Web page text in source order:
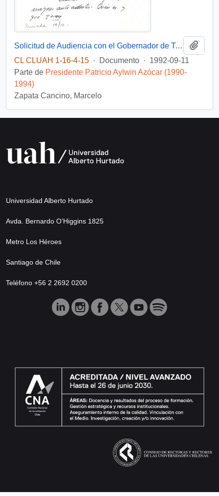
Solicitud de Audiencia con el Gobernador de Talagante
CL CLUAH 1-16-4-15 · Documento · 1992-09-11
Parte de Presidente Patricio Aylwin Azócar (1990-
1994)
Zapata Cancino, Marcelo
Universidad Alberto Hurtado
Avda. Bernardo O’Higgins 1825
Metro Los Héroes
Santiago de Chile
Teléfono +56 2 2692 0200